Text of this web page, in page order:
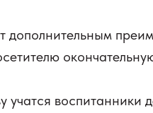
дополнительным
учатся воспитанники